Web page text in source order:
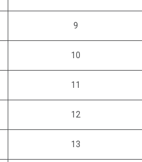
9
10
11
12
13